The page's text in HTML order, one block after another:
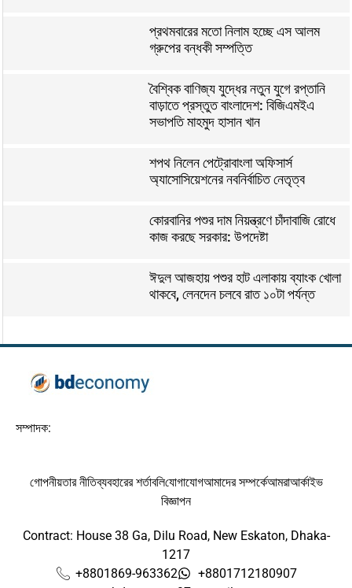
প্রথমবারের মতো নিলাম হচ্ছে এস আলম
গ্রুপের বন্ধকী সম্পত্তি
বৈশ্বিক বাণিজ্য যুদ্ধের নতুন যুগে রপ্তানি
বাড়াতে প্রস্তুত বাংলাদেশ: বিজিএমইএ
সভাপতি মাহমুদ হাসান খান
শপথ নিলেন পেট্রোবাংলা অফিসার্স
অ্যাসোসিয়েশনের নবনির্বাচিত নেতৃত্ব
কোরবানির পশুর দাম নিয়ন্ত্রণে চাঁদাবাজি রোধে
কাজ করছে সরকার: উপদেষ্টা
ঈদুল আজহায় পশুর হাট এলাকায় ব্যাংক খোলা
থাকবে, লেনদেন চলবে রাত ১০টা পর্যন্ত
সম্পাদক:
গোপনীয়তার নীতিব্যবহারের শর্তাবলিযোগাযোগআমাদের সম্পর্কেআমরাআর্কাইভ
বিজ্ঞাপন
Contract: House 38 Ga, Dilu Road, New Eskaton, Dhaka-
1217
+8801869-963362
+8801712180907